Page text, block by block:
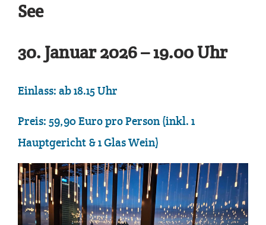
See
30. Januar 2026 – 19.00 Uhr
Einlass: ab 18.15 Uhr
Preis: 59,90 Euro pro Person (inkl. 1
Hauptgericht & 1 Glas Wein)